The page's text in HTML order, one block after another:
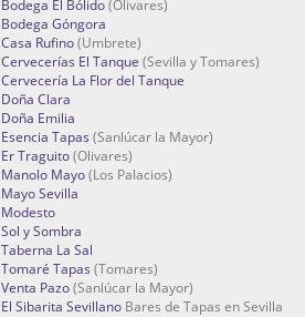
Bodega El Bólido(Olivares)
Bodega Góngora
Casa Rufino(Umbrete)
Cervecerías El Tanque (Sevilla y Tomares)
Cervecería La Flor del Tanque
Doña Clara
Doña Emilia
Esencia Tapas (Sanlúcar la Mayor)
Er Traguito(Olivares)
Manolo Mayo(Los Palacios)
Mayo Sevilla
Modesto
Sol y Sombra
Taberna La Sal
Tomaré Tapas (Tomares)
Venta Pazo(Sanlúcar la Mayor)
El Sibarita Sevillano Bares de Tapas en Sevilla